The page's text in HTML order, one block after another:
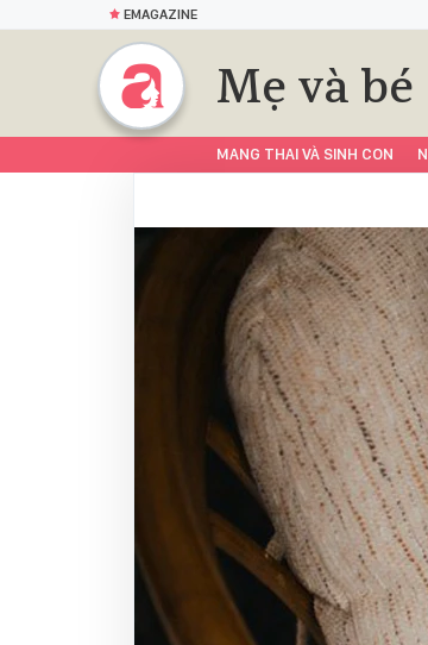
EMAGAZINE
Mẹ và bé
MANG THAI VÀ SINH CON